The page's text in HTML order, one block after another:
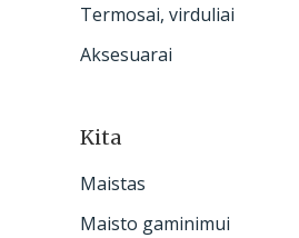
Termosai, virduliai
Aksesuarai
Kita
Maistas
Maisto gaminimui